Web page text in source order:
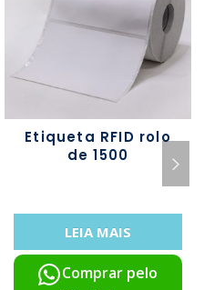
Etiqueta RFID rolo
de 1500
LEIA MAIS
Comprar pelo